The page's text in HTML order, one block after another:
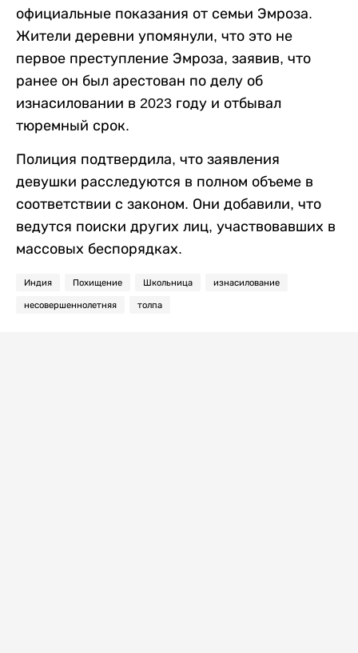
официальные показания от семьи Эмроза.
Жители деревни упомянули, что это не
первое преступление Эмроза, заявив, что
ранее он был арестован по делу об
изнасиловании в 2023 году и отбывал
тюремный срок.
Полиция подтвердила, что заявления
девушки расследуются в полном объеме в
соответствии с законом. Они добавили, что
ведутся поиски других лиц, участвовавших в
массовых беспорядках.
Индия Похищение Школьница изнасилование
несовершеннолетняя толпа